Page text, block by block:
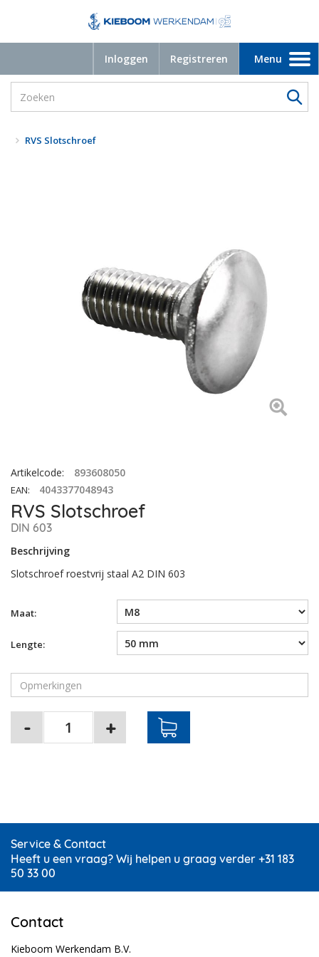
Inloggen Registreren
Toggle
navigation
Menu
RVS Slotschroef
Artikelcode: 893608050
EAN: 4043377048943
RVS Slotschroef
DIN 603
Beschrijving
Slotschroef roestvrij staal A2 DIN 603
Maat:
Lengte:
Service & Contact
Heeft u een vraag? Wij helpen u graag verder +31 183
50 33 00
Contact
Kieboom Werkendam B.V.